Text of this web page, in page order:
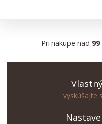
— Pri nákupe nad 99
vyskúšajte